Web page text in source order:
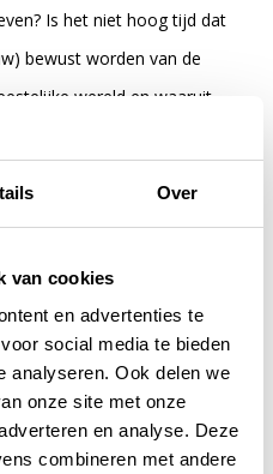
Over
van cookies
en advertenties te
social media te bieden
analyseren. Ook delen we
onze site met onze
en analyse. Deze
combineren met andere
Is het niet hoog tijd dat
bewust worden van de
wereld en waaruit
God nodigt ons uit om
hele wereld uit om
mensen, met sterke
in dit boek zijn bedoeld als
bewerkte studies van Anne
het Oude Testament:
Aan de hand van de
deze Bijbelse helden leren